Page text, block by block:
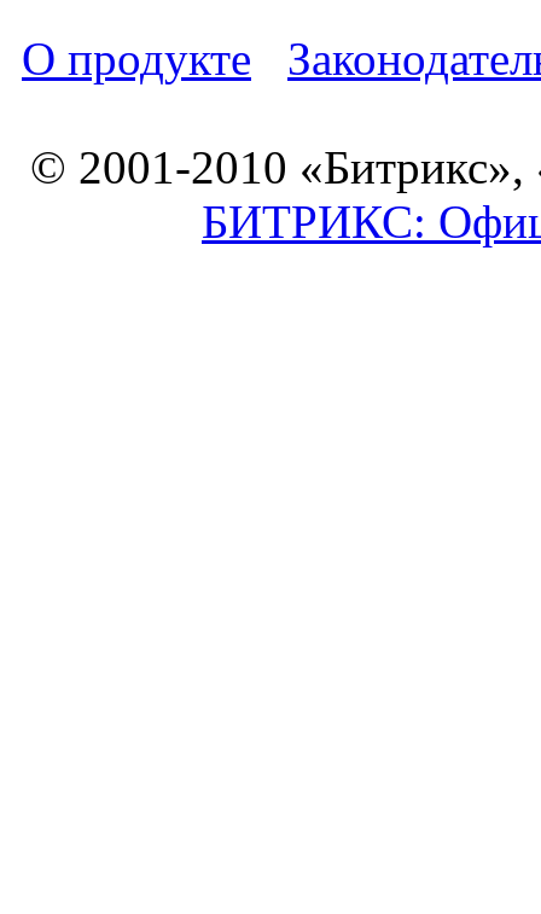
О продукте
© 2001-2010 «Битрикс»,
БИТРИКС: